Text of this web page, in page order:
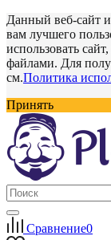
Данный веб-сайт
вам лучшего
использовать
файлами. Для
см.Политика
Принять
Сравнение0